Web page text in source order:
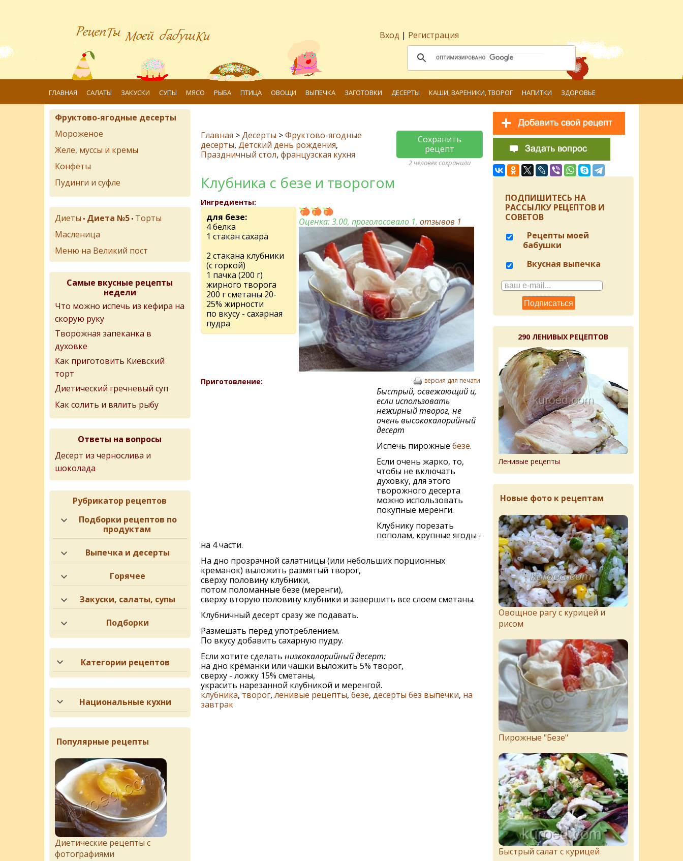
Вход | Регистрация
ГЛАВНАЯ САЛАТЫ ЗАКУСКИ СУПЫ МЯСО РЫБА ПТИЦА ОВОЩИ ВЫПЕЧКА ЗАГОТОВКИ ДЕСЕРТЫ КАШИ, ВАРЕНИКИ, ТВОРОГ НАПИТКИ ЗДОРОВЬЕ
Главная >Десерты >Фруктово-ягодные
десерты, Детский день рождения,
Праздничный стол, французская кухня
Сохранить
рецепт
2 человек сохранили
Клубника с безе и творогом
Ингредиенты:
для безе:
4 белка
1 стакан сахара
2 стакана клубники
(с горкой)
1 пачка (200 г)
жирного творога
200 г сметаны 20-
25% жирности
по вкусу - сахарная
пудра
Оценка:3.00, проголосовало 1,отзывов 1
Приготовление: версия для печати
Быстрый, освежающий и,
если использовать
нежирный творог, не
очень высококалорийный
десерт
Испечь пирожные безе.
Если очень жарко, то,
чтобы не включать
духовку, для этого
творожного десерта
можно использовать
покупные меренги.
Клубнику порезать
пополам, крупные ягоды -
на 4 части.
На дно прозрачной салатницы (или небольших порционных
креманок) выложить размятый творог,
сверху половину клубники,
потом поломанные безе (меренги),
сверху вторую половину клубники и завершить все слоем сметаны.
Клубничный десерт сразу же подавать.
Размешать перед употреблением.
По вкусу добавить сахарную пудру.
Если хотите сделать низкокалорийный десерт:
на дно креманки или чашки выложить 5% творог,
сверху - ложку 15% сметаны,
украсить нарезанной клубникой и меренгой.
клубника, творог, ленивые рецепты, безе, десерты без выпечки, на
завтрак
Фруктово-ягодные десерты
Мороженое
Желе, муссы и кремы
Конфеты
Пудинги и суфле
Диеты • Диета №5 • Торты
Масленица
Меню на Великий пост
Самые вкусные рецепты
недели
Что можно испечь из кефира на
скорую руку
Творожная запеканка в
духовке
Как приготовить Киевский
торт
Диетический гречневый суп
Как солить и вялить рыбу
Ответы на вопросы
Десерт из чернослива и
шоколада
Рубрикатор рецептов
Подборки рецептов по
продуктам
Выпечка и десерты
Горячее
Закуски, салаты, супы
Подборки
Категории рецептов
Национальные кухни
Популярные рецепты
Диетические рецепты с
фотографиями
ПОДПИШИТЕСЬ НА
РАССЫЛКУ РЕЦЕПТОВ И
СОВЕТОВ
Рецепты моей
бабушки
Вкусная выпечка
290 ЛЕНИВЫХ РЕЦЕПТОВ
Ленивые рецепты
Новые фото к рецептам
Овощное рагу с курицей и
рисом
Пирожныe "Бeзe"
Быстрый салат с курицей